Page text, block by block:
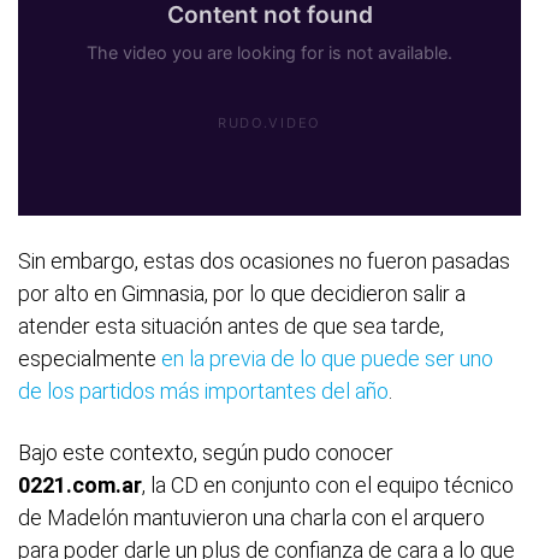
Sin embargo, estas dos ocasiones no fueron pasadas
por alto en Gimnasia, por lo que decidieron salir a
atender esta situación antes de que sea tarde,
especialmente en la previa de lo que puede ser uno
de los partidos más importantes del año
Bajo este contexto, según pudo conocer
0221.com.ar, la CD en conjunto con el equipo técnico
de Madelón mantuvieron una charla con el arquero
para poder darle un plus de confianza de cara a lo que